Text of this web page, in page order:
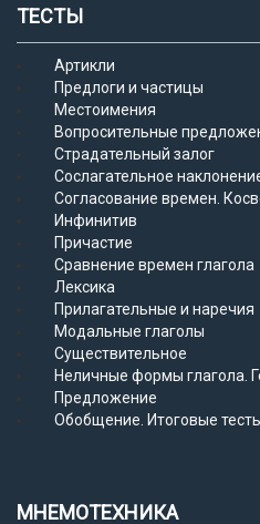
ТЕСТЫ
Артикли
Предлоги и частицы
Местоимения
Вопросительные
Страдательный залог
Сослагательное
Согласование времен.
Инфинитив
Причастие
Сравнение времен глагола
Лексика
Прилагательные и наречия
Модальные глаголы
Существительное
Неличные формы глагола.
Предложение
Обобщение. Итоговые
МНЕМОТЕХНИКА